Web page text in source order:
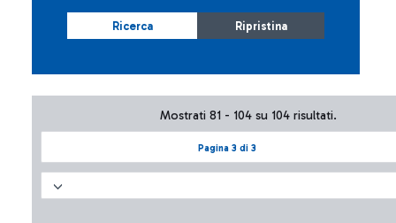
Ricerca Ripristina
Pagina 3 di 3
Mostrati 81 - 104 su 104 risultati.